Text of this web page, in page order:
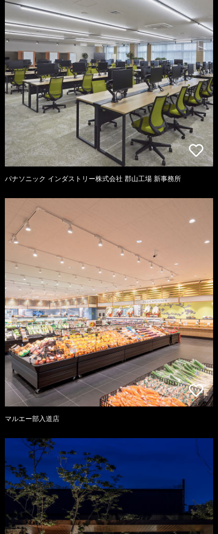
パナソニック インダストリー株式会社 郡山工場 新事務所
マルエー部入道店